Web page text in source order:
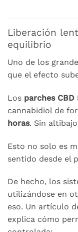
Liberación
equilibrio
Uno de los
que el efecto
Los parches
cannabidiol de
horas. Sin
Esto no solo es
sentido desde el
De hecho, los
utilizándose en
eso. Un artículo
explica cómo